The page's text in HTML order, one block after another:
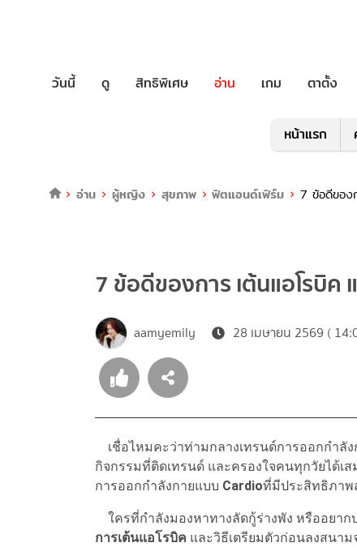
วันนี้ ดู สิทธิพิเศษ อ่าน เกม ตาตั้ง
หน้าแรก
อ่าน ผู้หญิง สุขภาพ ฟิตแอนด์เฟิร์ม 7 ข้อดีของ
7 ข้อดีของการ เต้นแอโรบิค
aamyemily 28 เมษายน 2569 (
เชื่อไหมคะว่าท่ามกลางเทรนด์การออกกำลัง
กิจกรรมที่ติดเทรนด์ และครองใจคนทุกวัยได้เ
การออกกำลังกายแบบ Cardioที่มีประสิทธิภาพ
ใครที่กำลังมองหาทางลัดกู้ร่างพัง หรืออยาก
การเต้นแอโรบิค และวิธีเตรียมตัวก่อนลงสนา